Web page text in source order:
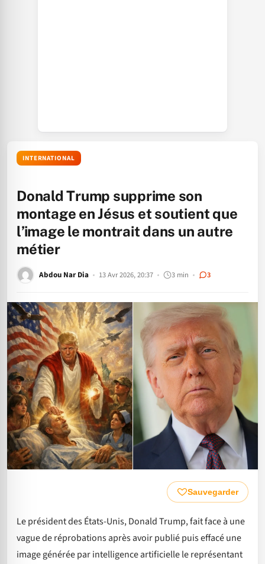
INTERNATIONAL
Donald Trump supprime son
montage en Jésus et soutient que
l’image le montrait dans un autre
métier
Abdou Nar Dia 13 Avr 2026, 20:37 3 min 3
Sauvegarder
Le président des États-Unis, Donald Trump, fait face à une
vague de réprobations après avoir publié puis effacé une
image générée par intelligence artificielle le représentant